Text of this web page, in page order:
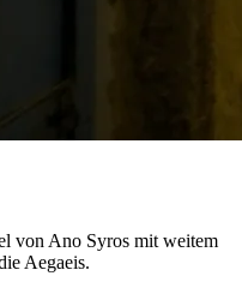
von Ano Syros mit weitem
Aegaeis.